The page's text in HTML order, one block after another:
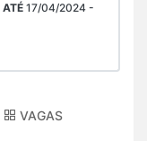
ATÉ 17/04/2024 -
VAGAS